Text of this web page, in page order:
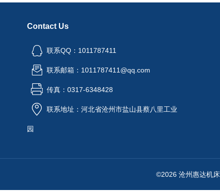
Contact Us
联系QQ：1011787411
联系邮箱：1011787411@qq.com
传真：0317-6348428
联系地址：河北省沧州市盐山县蔡八里工业
园
©2026 沧州惠达机